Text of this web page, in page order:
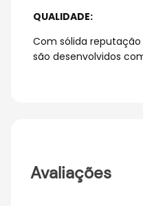
QUALIDADE:
Com sólida
são desenvolvidos
Avaliações